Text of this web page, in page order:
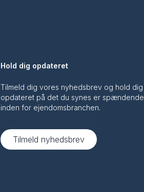
Hold dig opdateret
Tilmeld dig vores nyhedsbrev og hold dig
opdateret på det du synes er spændende
inden for ejendomsbranchen.
Tilmeld nyhedsbrev